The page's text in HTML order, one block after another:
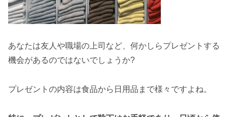
あなたは友人や職場の上司など、何かしらプレゼントする
機会があるのではないでしょうか?
プレゼントの内容は食品から日用品まで様々ですよね。